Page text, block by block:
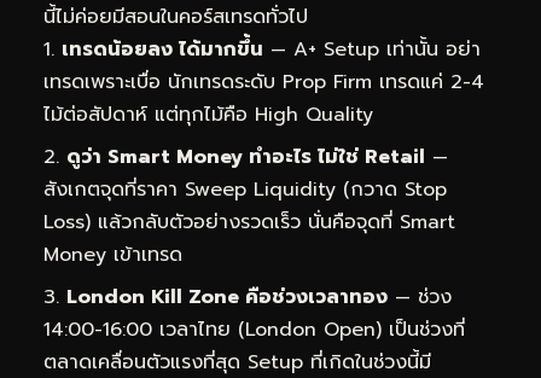
นี้ไม่ค่อยมีสอนในคอร์สเทรดทั่วไป
เทรดน้อยลง ได้มากขึ้น — A+ Setup เท่านั้น อย่า
เทรดเพราะเบื่อ นักเทรดระดับ Prop Firm เทรดแค่ 2-4
ไม้ต่อสัปดาห์ แต่ทุกไม้คือ High Quality
ดูว่า Smart Money ทำอะไร ไม่ใช่ Retail —
สังเกตจุดที่ราคา Sweep Liquidity (กวาด Stop
Loss) แล้วกลับตัวอย่างรวดเร็ว นั่นคือจุดที่ Smart
Money เข้าเทรด
London Kill Zone คือช่วงเวลาทอง — ช่วง
14:00-16:00 เวลาไทย (London Open) เป็นช่วงที่
ตลาดเคลื่อนตัวแรงที่สุด Setup ที่เกิดในช่วงนี้มี